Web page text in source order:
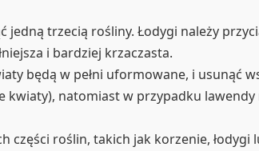
trzecią rośliny. Łodygi należy
i bardziej krzaczasta.
będą w pełni uformowane, i usunąć
natomiast w przypadku
roślin, takich jak korzenie, łodygi